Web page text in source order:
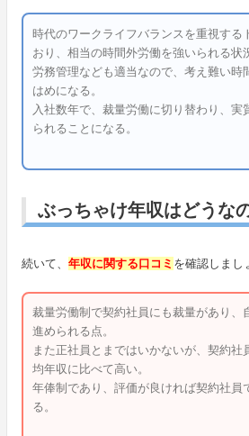
時代のワークライフバランスを重視する
おり、相当の時間外労働を強いられる状
労務管理なども適当なので、考え難い時
はめになる。
入社数年で、裁量労働に切り替わり、実
られることになる。
ぶっちゃけ年収はどうな
続いて、 年収に関する口コミ を確認しまし
裁量労働制で契約社員にも裁量があり、
進められる点。
また正社員とまではいかないが、契約社
均年収に比べて高い。
年俸制であり、評価が良ければ契約社員
る。